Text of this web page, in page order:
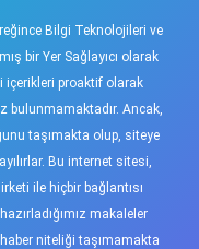
Bilgi Teknolojileri ve
bir Yer Sağlayıcı olarak
içerikleri proaktif olarak
bulunmamaktadır. Ancak,
taşımakta olup, siteye
Bu internet sitesi,
ile hiçbir bağlantısı
makaleler
niteliği taşımamakta